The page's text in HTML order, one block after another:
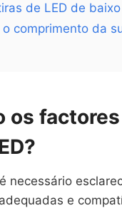
de LED de
o comprimento da
os
necessário
e